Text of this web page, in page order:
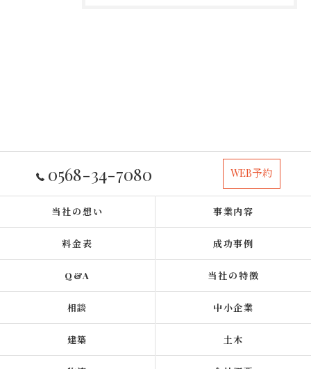
0568-34-7080 WEB予約
当社の想い 事業内容
料金表 成功事例
Q&A 当社の特徴
相談 中小企業
建築 土木